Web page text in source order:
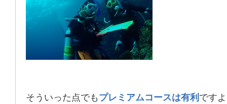
そういった点でも プレミアムコースは有利 です